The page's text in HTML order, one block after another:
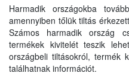
Harmadik országokba
amennyiben tőlük tiltás
Számos harmadik ország
termékek kivitelét teszik
országbeli tiltásokról, termék
találhatnak információt.